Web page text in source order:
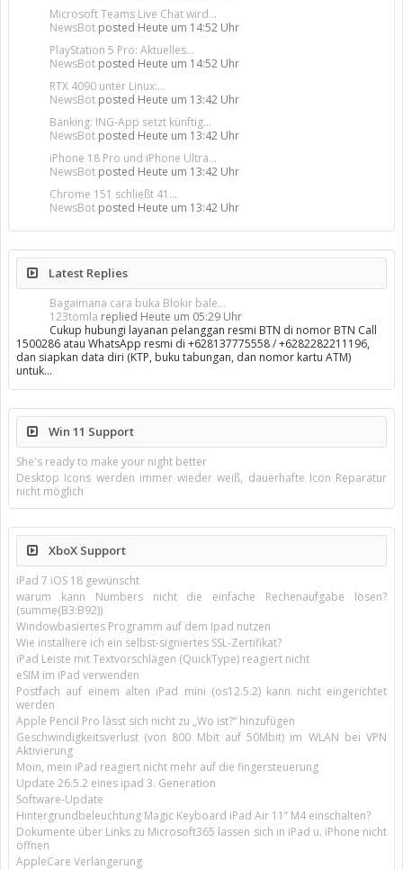
Microsoft Teams Live Chat wird...
NewsBot posted Heute um 14:52 Uhr
PlayStation 5 Pro: Aktuelles...
NewsBot posted Heute um 14:52 Uhr
RTX 4090 unter Linux:...
NewsBot posted Heute um 13:42 Uhr
Banking: ING-App setzt künftig...
NewsBot posted Heute um 13:42 Uhr
iPhone 18 Pro und iPhone Ultra...
NewsBot posted Heute um 13:42 Uhr
Chrome 151 schließt 41...
NewsBot posted Heute um 13:42 Uhr
Latest Replies
Bagaimana cara buka Blokir bale...
123tomla replied Heute um 05:29 Uhr
Cukup hubungi layanan pelanggan resmi BTN di nomor BTN Call
1500286 atau WhatsApp resmi di +628137775558 / +6282282211196,
dan siapkan data diri (KTP, buku tabungan, dan nomor kartu ATM)
untuk…
Win 11 Support
She's ready to make your night better
Desktop Icons werden immer wieder weiß, dauerhafte Icon Reparatur
nicht möglich
XboX Support
iPad 7 iOS 18 gewünscht
warum kann Numbers nicht die einfache Rechenaufgabe lösen?
(summe(B3:B92))
Windowbasiertes Programm auf dem Ipad nutzen
Wie installiere ich ein selbst-signiertes SSL-Zertifikat?
iPad Leiste mit Textvorschlägen (QuickType) reagiert nicht
eSIM im iPad verwenden
Postfach auf einem alten iPad mini (os12.5.2) kann nicht eingerichtet
werden
Apple Pencil Pro lässt sich nicht zu „Wo ist?“ hinzufügen
Geschwindigkeitsverlust (von 800 Mbit auf 50Mbit) im WLAN bei VPN
Aktivierung
Moin, mein iPad reagiert nicht mehr auf die fingersteuerung
Update 26.5.2 eines ipad 3. Generation
Software-Update
Hintergrundbeleuchtung Magic Keyboard iPad Air 11’’ M4 einschalten?
Dokumente über Links zu Microsoft365 lassen sich in iPad u. iPhone nicht
öffnen
AppleCare Verlängerung